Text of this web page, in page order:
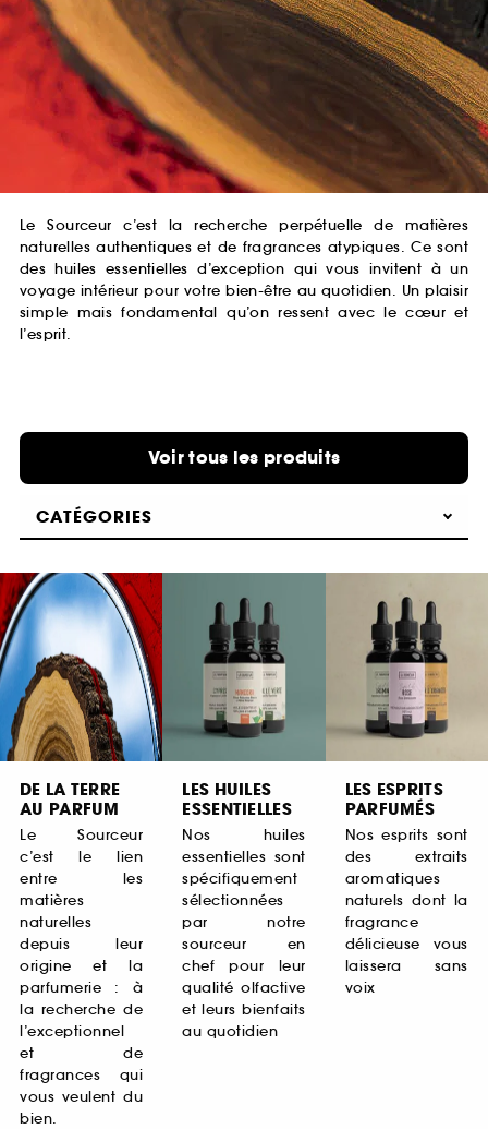
Le Sourceur c’est la recherche perpétuelle de matières
naturelles authentiques et de fragrances atypiques. Ce sont
des huiles essentielles d’exception qui vous invitent à un
voyage intérieur pour votre bien-être au quotidien. Un plaisir
simple mais fondamental qu’on ressent avec le cœur et
l’esprit.
Voir tous les produits
CATÉGORIES
DE LA TERRE
AU PARFUM
Le Sourceur
c’est le lien
entre les
matières
naturelles
depuis leur
origine et la
parfumerie : à
la recherche de
l’exceptionnel
et de
fragrances qui
vous veulent du
bien.
LES HUILES
ESSENTIELLES
Nos huiles
essentielles sont
spécifiquement
sélectionnées
par notre
sourceur en
chef pour leur
qualité olfactive
et leurs bienfaits
au quotidien
LES ESPRITS
PARFUMÉS
Nos esprits sont
des extraits
aromatiques
naturels dont la
fragrance
délicieuse vous
laissera sans
voix